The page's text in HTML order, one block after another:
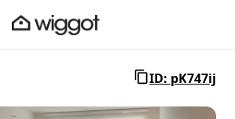
ID: pK747ij